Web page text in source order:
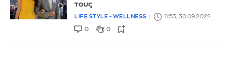
τους
LIFE STYLE - WELLNESS 11:53, 30.09.2022
0 0